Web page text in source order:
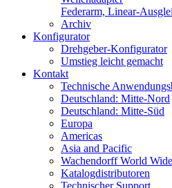
Federarm, Linear-
Archiv
Konfigurator
Drehgeber-Konfigurator
Umstieg leicht gemacht
Kontakt
Technische
Deutschland: Mitte-Nord
Deutschland: Mitte-Süd
Europa
Americas
Asia and Pacific
Wachendorff World Wide
Katalogdistributoren
Technischer Support